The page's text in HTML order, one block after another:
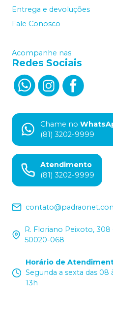
Entrega e devoluções
Fale Conosco
Acompanhe nas
Redes Sociais
Chame no
(81) 3202-9999
Atendimento
(81) 3202-9999
R. Floriano Peixoto, 308
50020-068
Horário de
Segunda a sexta das 08
13h